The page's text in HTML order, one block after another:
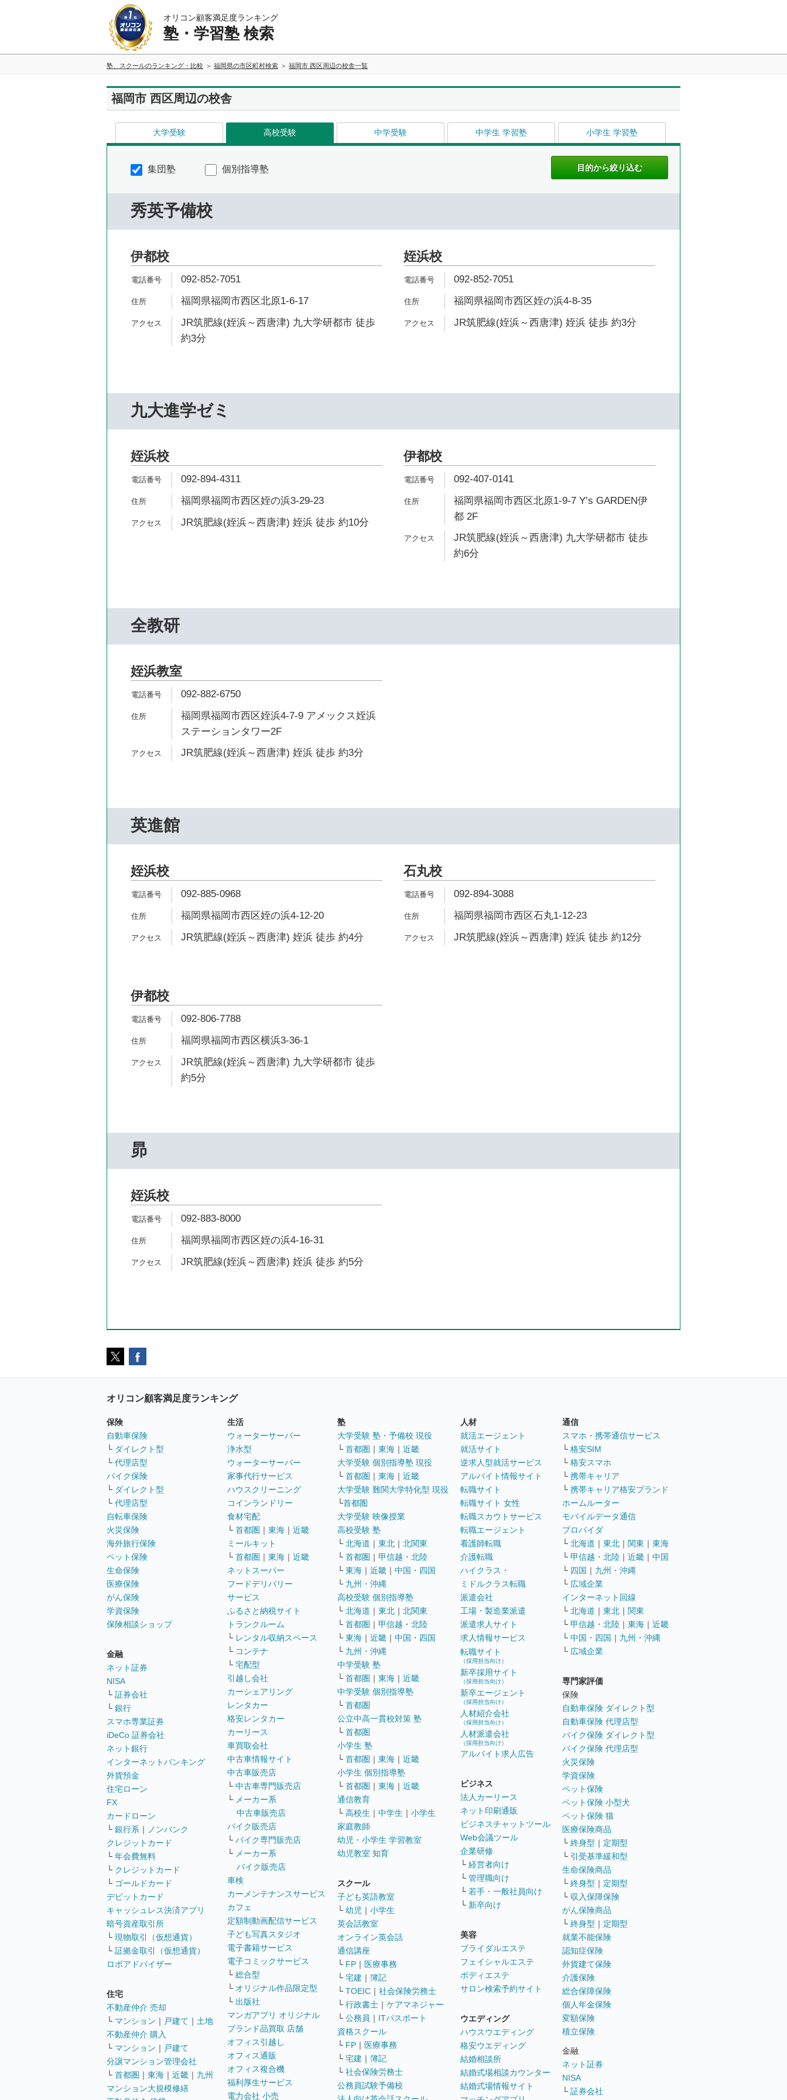
オリコン顧客満足度ランキング
塾・学習塾 検索
塾、スクールのランキング・比較 福岡県の市区町村検索 福岡市 西区周辺の校舎一覧
福岡市 西区周辺の校舎
大学受験 高校受験 中学受験 中学生 学習塾 小学生 学習塾
集団塾 個別指導塾
秀英予備校
伊都校
092-852-7051
福岡県福岡市西区北原1-6-17
JR筑肥線(姪浜～西唐津) 九大学研都市 徒歩
約3分
姪浜校
092-852-7051
福岡県福岡市西区姪の浜4-8-35
JR筑肥線(姪浜～西唐津) 姪浜 徒歩 約3分
九大進学ゼミ
姪浜校
092-894-4311
福岡県福岡市西区姪の浜3-29-23
JR筑肥線(姪浜～西唐津) 姪浜 徒歩 約10分
伊都校
092-407-0141
福岡県福岡市西区北原1-9-7 Y’s GARDEN伊
都 2F
JR筑肥線(姪浜～西唐津) 九大学研都市 徒歩
約6分
全教研
姪浜教室
092-882-6750
福岡県福岡市西区姪浜4-7-9 アメックス姪浜
ステーションタワー2F
JR筑肥線(姪浜～西唐津) 姪浜 徒歩 約3分
英進館
姪浜校
092-885-0968
福岡県福岡市西区姪の浜4-12-20
JR筑肥線(姪浜～西唐津) 姪浜 徒歩 約4分
石丸校
092-894-3088
福岡県福岡市西区石丸1-12-23
JR筑肥線(姪浜～西唐津) 姪浜 徒歩 約12分
伊都校
092-806-7788
福岡県福岡市西区横浜3-36-1
JR筑肥線(姪浜～西唐津) 九大学研都市 徒歩
約5分
昴
姪浜校
092-883-8000
福岡県福岡市西区姪の浜4-16-31
JR筑肥線(姪浜～西唐津) 姪浜 徒歩 約5分
オリコン顧客満足度ランキング
保険
自動車保険
└ ダイレクト型
└ 代理店型
バイク保険
└ ダイレクト型
└ 代理店型
自転車保険
火災保険
海外旅行保険
ペット保険
生命保険
医療保険
がん保険
学資保険
保険相談ショップ
金融
ネット証券
NISA
└ 証券会社
└ 銀行
スマホ専業証券
iDeCo 証券会社
ネット銀行
インターネットバンキング
外貨預金
住宅ローン
FX
カードローン
└ 銀行系 ｜
ノンバンク
クレジットカード
└ 年会費無料
└ クレジットカード
└ ゴールドカード
デビットカード
キャッシュレス決済アプリ
暗号資産取引所
└ 現物取引（仮想通貨）
└ 証拠金取引（仮想通貨）
ロボアドバイザー
住宅
不動産仲介 売却
└ マンション ｜ 戸建て ｜ 土地
不動産仲介 購入
└ マンション ｜ 戸建て
分譲マンション管理会社
└ 首都圏 ｜ 東海 ｜ 近畿 ｜ 九州
マンション大規模修繕
生活
ウォーターサーバー
浄水型
ウォーターサーバー
家事代行サービス
ハウスクリーニング
コインランドリー
食材宅配
└ 首都圏 ｜ 東海 ｜ 近畿
ミールキット
└ 首都圏 ｜ 東海 ｜ 近畿
ネットスーパー
フードデリバリー
サービス
ふるさと納税サイト
トランクルーム
└ レンタル収納スペース
└ コンテナ
└ 宅配型
引越し会社
カーシェアリング
レンタカー
格安レンタカー
カーリース
車買取会社
中古車情報サイト
中古車販売店
└ 中古車専門販売店
└ メーカー系
中古車販売店
バイク販売店
└ バイク専門販売店
└ メーカー系
バイク販売店
車検
カーメンテナンスサービス
カフェ
定額制動画配信サービス
子ども写真スタジオ
電子書籍サービス
電子コミックサービス
└ 総合型
└ オリジナル作品限定型
└ 出版社
マンガアプリ オリジナル
ブランド品買取 店舗
オフィス引越し
オフィス通販
オフィス複合機
福利厚生サービス
電力会社 小売
塾
大学受験 塾・予備校 現役
└ 首都圏 ｜ 東海 ｜ 近畿
大学受験 個別指導塾 現役
└ 首都圏 ｜ 東海 ｜ 近畿
大学受験 難関大学特化型 現役
└首都圏
大学受験 映像授業
高校受験 塾
└ 北海道 ｜ 東北 ｜ 北関東
└ 首都圏 ｜ 甲信越・北陸
└ 東海 ｜ 近畿 ｜ 中国・四国
└ 九州・沖縄
高校受験 個別指導塾
└ 北海道 ｜ 東北 ｜ 北関東
└ 首都圏 ｜ 甲信越・北陸
└ 東海 ｜ 近畿 ｜ 中国・四国
└ 九州・沖縄
中学受験 塾
└ 首都圏 ｜ 東海 ｜ 近畿
中学受験 個別指導塾
└ 首都圏
公立中高一貫校対策 塾
└ 首都圏
小学生 塾
└ 首都圏 ｜ 東海 ｜ 近畿
小学生 個別指導塾
└ 首都圏 ｜ 東海 ｜ 近畿
通信教育
└ 高校生 ｜ 中学生 ｜ 小学生
家庭教師
幼児・小学生 学習教室
幼児教室 知育
スクール
子ども英語教室
└ 幼児 ｜ 小学生
英会話教室
オンライン英会話
通信講座
└ FP ｜ 医療事務
└ 宅建 ｜ 簿記
└ TOEIC ｜ 社会保険労務士
└ 行政書士 ｜ ケアマネジャー
└ 公務員 ｜ ITパスポート
資格スクール
└ FP ｜ 医療事務
└ 宅建 ｜ 簿記
└ 社会保険労務士
公務員試験予備校
人材
就活エージェント
就活サイト
逆求人型就活サービス
アルバイト情報サイト
転職サイト
転職サイト 女性
転職スカウトサービス
転職エージェント
看護師転職
介護転職
ハイクラス・
ミドルクラス転職
派遣会社
工場・製造業派遣
派遣求人サイト
求人情報サービス
転職サイト
（採用担当向け）
新卒採用サイト
（採用担当向け）
新卒エージェント
（採用担当向け）
人材紹介会社
（採用担当向け）
人材派遣会社
（採用担当向け）
アルバイト求人広告
ビジネス
法人カーリース
ネット印刷通販
ビジネスチャットツール
Web会議ツール
企業研修
└ 経営者向け
└ 管理職向け
└ 若手・一般社員向け
└ 新卒向け
美容
ブライダルエステ
フェイシャルエステ
ボディエステ
サロン検索予約サイト
ウエディング
ハウスウエディング
格安ウエディング
結婚相談所
結婚式場相談カウンター
結婚式場情報サイト
通信
スマホ・携帯通信サービス
└ 格安SIM
└ 格安スマホ
└ 携帯キャリア
└ 携帯キャリア格安ブランド
ホームルーター
モバイルデータ通信
プロバイダ
└ 北海道 ｜ 東北 ｜ 関東 ｜ 東海
└ 甲信越・北陸 ｜ 近畿 ｜ 中国
└ 四国 ｜ 九州・沖縄
└ 広域企業
インターネット回線
└ 北海道 ｜ 東北 ｜ 関東
└ 甲信越・北陸 ｜ 東海 ｜ 近畿
└ 中国・四国 ｜ 九州・沖縄
└ 広域企業
専門家評価
保険
自動車保険 ダイレクト型
自動車保険 代理店型
バイク保険 ダイレクト型
バイク保険 代理店型
火災保険
学資保険
ペット保険
ペット保険 小型犬
ペット保険 猫
医療保険商品
└ 終身型 ｜ 定期型
└ 引受基準緩和型
生命保険商品
└ 終身型 ｜ 定期型
└ 収入保障保険
がん保険商品
└ 終身型 ｜ 定期型
就業不能保険
認知症保険
外貨建て保険
介護保険
総合保障保険
個人年金保険
変額保険
積立保険
金融
ネット証券
NISA
└ 証券会社